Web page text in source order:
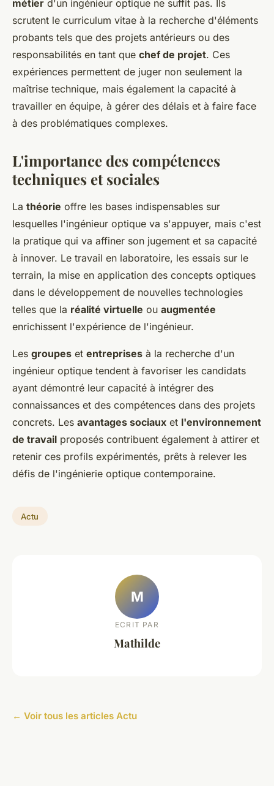
métier d'un ingénieur optique ne suffit pas. Ils
scrutent le curriculum vitae à la recherche d'éléments
probants tels que des projets antérieurs ou des
responsabilités en tant que chef de projet. Ces
expériences permettent de juger non seulement la
maîtrise technique, mais également la capacité à
travailler en équipe, à gérer des délais et à faire face
à des problématiques complexes.
L'importance des compétences
techniques et sociales
La théorie offre les bases indispensables sur
lesquelles l'ingénieur optique va s'appuyer, mais c'est
la pratique qui va affiner son jugement et sa capacité
à innover. Le travail en laboratoire, les essais sur le
terrain, la mise en application des concepts optiques
dans le développement de nouvelles technologies
telles que la réalité virtuelle ou augmentée
enrichissent l'expérience de l'ingénieur.
Les groupes et entreprises à la recherche d'un
ingénieur optique tendent à favoriser les candidats
ayant démontré leur capacité à intégrer des
connaissances et des compétences dans des projets
concrets. Les avantages sociaux et l'environnement
de travail proposés contribuent également à attirer et
retenir ces profils expérimentés, prêts à relever les
défis de l'ingénierie optique contemporaine.
Actu
M
ECRIT PAR
Mathilde
← Voir tous les articles Actu